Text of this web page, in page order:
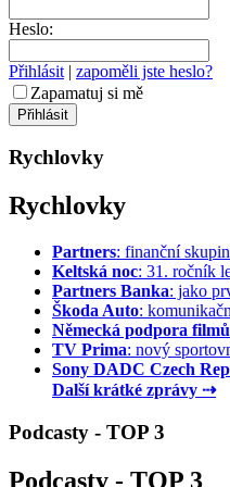
Heslo:
Přihlásit | zapoměli jste heslo?
Zapamatuj si mě
Rychlovky
Rychlovky
Partners: finanční
Keltská noc: 31. ročník
Partners Banka: jako
Škoda Auto:
Německá podpora filmů
TV Prima: nový
Sony DADC Czech
Další krátké zprávy ⇢
Podcasty - TOP 3
Podcasty - TOP 3